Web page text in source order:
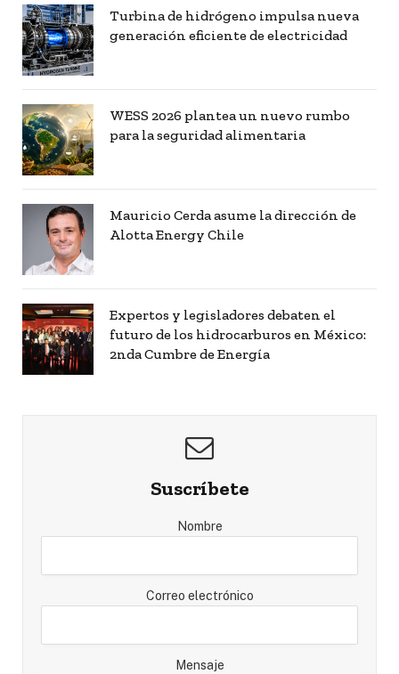
Turbina de hidrógeno impulsa nueva
generación eficiente de electricidad
WESS 2026 plantea un nuevo rumbo
para la seguridad alimentaria
Mauricio Cerda asume la dirección de
Alotta Energy Chile
Expertos y legisladores debaten el
futuro de los hidrocarburos en México:
2nda Cumbre de Energía
Suscríbete
Nombre
Correo electrónico
Mensaje